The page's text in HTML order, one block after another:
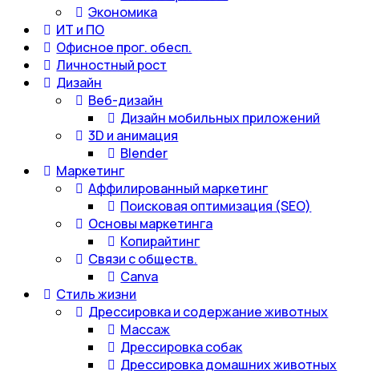
Экономика
ИТ и ПО
Офисное прог. обесп.
Личностный рост
Дизайн
Веб-дизайн
Дизайн мобильных приложений
3D и анимация
Blender
Маркетинг
Аффилированный маркетинг
Поисковая оптимизация (SEO)
Основы маркетинга
Копирайтинг
Связи с обществ.
Canva
Стиль жизни
Дрессировка и содержание животных
Массаж
Дрессировка собак
Дрессировка домашних животных